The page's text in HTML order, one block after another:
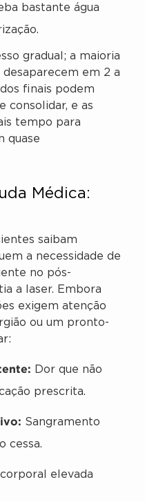
bastante água
gradual; a maioria
em 2 a
finais podem
consolidar, e as
tempo para
quase
Médica:
saibam
a necessidade de
no pós-
a laser. Embora
exigem atenção
ou um pronto-
Dor que não
prescrita.
Sangramento
cessa.
elevada